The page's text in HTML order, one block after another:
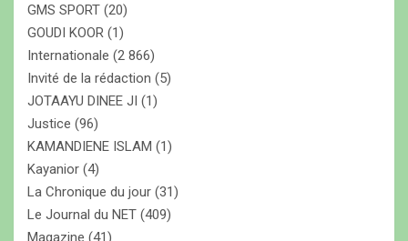
GMS SPORT (20)
GOUDI KOOR (1)
Internationale (2 866)
Invité de la rédaction (5)
JOTAAYU DINEE JI (1)
Justice (96)
KAMANDIENE ISLAM (1)
Kayanior (4)
La Chronique du jour (31)
Le Journal du NET (409)
Magazine (41)